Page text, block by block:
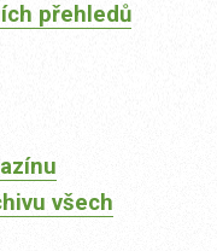
přehledů
všech